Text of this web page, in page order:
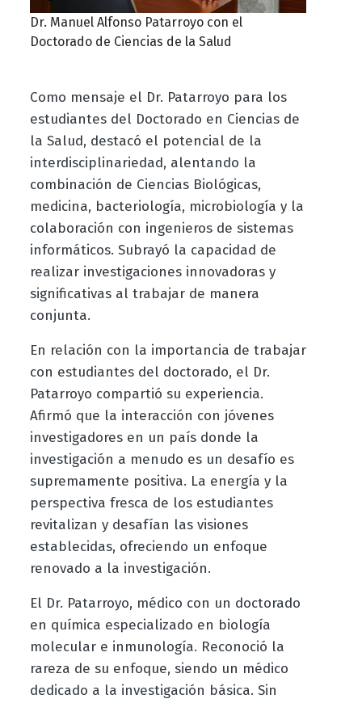
Dr. Manuel Alfonso Patarroyo con el
Doctorado de Ciencias de la Salud
Como mensaje el Dr. Patarroyo para los
estudiantes del Doctorado en Ciencias de
la Salud, destacó el potencial de la
interdisciplinariedad, alentando la
combinación de Ciencias Biológicas,
medicina, bacteriología, microbiología y la
colaboración con ingenieros de sistemas
informáticos. Subrayó la capacidad de
realizar investigaciones innovadoras y
significativas al trabajar de manera
conjunta.
En relación con la importancia de trabajar
con estudiantes del doctorado, el Dr.
Patarroyo compartió su experiencia.
Afirmó que la interacción con jóvenes
investigadores en un país donde la
investigación a menudo es un desafío es
supremamente positiva. La energía y la
perspectiva fresca de los estudiantes
revitalizan y desafían las visiones
establecidas, ofreciendo un enfoque
renovado a la investigación.
El Dr. Patarroyo, médico con un doctorado
en química especializado en biología
molecular e inmunología. Reconoció la
rareza de su enfoque, siendo un médico
dedicado a la investigación básica. Sin